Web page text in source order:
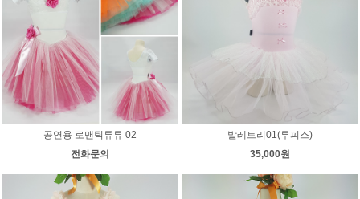
공연용 로맨틱튜튜 02
전화문의
발레트리01(투피스)
35,000원